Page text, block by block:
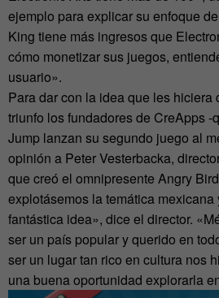
ejemplo para explicar su enfoque
King tiene más ingresos que
cómo monetizar sus juegos,
usuario».
Para dar con la idea que les hiciera
triunfo los fundadores de CreApps -
Jump lanzan su segundo juego al
opinión a Peter Vesterbacka,
que creó el omnipresente Angry
explotásemos la temática
fantástica idea», dice el director.
ser un país popular y querido en
ser un lugar tan rico en cultura nos
una buena oportunidad explorarla